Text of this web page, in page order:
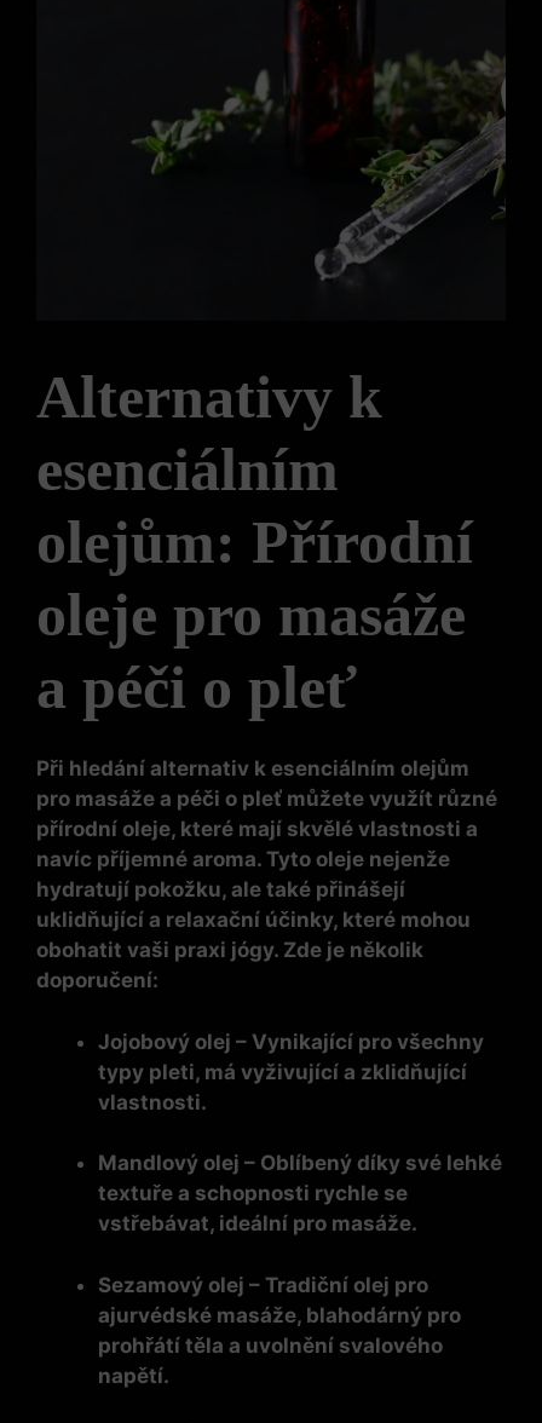
Alternativy k
esenciálním
olejům: Přírodní
oleje pro masáže
a péči o pleť
Při hledání alternativ k esenciálním olejům
pro masáže a péči o pleť můžete využít různé
přírodní oleje, které mají skvělé vlastnosti a
navíc příjemné aroma. Tyto oleje nejenže
hydratují pokožku, ale také přinášejí
uklidňující a relaxační účinky, které mohou
obohatit vaši praxi jógy. Zde je několik
doporučení:
Jojobový olej – Vynikající pro všechny
typy pleti, má vyživující a zklidňující
vlastnosti.
Mandlový olej – Oblíbený díky své lehké
textuře a schopnosti rychle se
vstřebávat, ideální pro masáže.
Sezamový olej – Tradiční olej pro
ajurvédské masáže, blahodárný pro
prohřátí těla a uvolnění svalového
napětí.